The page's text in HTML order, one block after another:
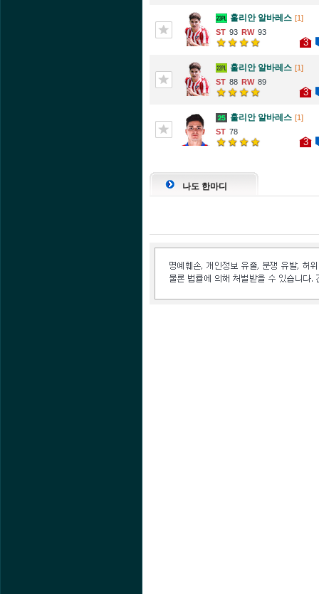
훌리안 알바레스 [1]
93
93
3
훌리안 알바레스 [1]
88
89
3
훌리안 알바레스 [1]
78
3
나도 한마디